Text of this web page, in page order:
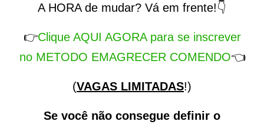
A HORA de mudar? Vá em frente!👇
👉Clique AQUI AGORA para se inscrever
no METODO EMAGRECER COMENDO👈
(VAGAS LIMITADAS!)
Se você não consegue definir o